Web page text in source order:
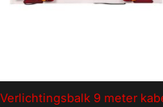
Verlichtingsbalk 9 meter